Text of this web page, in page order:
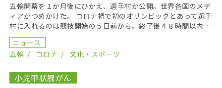
五輪開幕を１か月後にひかえ、選手村が公開。世界各国のメデ
ィアがつめかけた。 コロナ禍で初のオリンピックとあって選手
村に入れるのは競技開始の５日前から。終了後４８時間以内に
退去しなければならないルールだ。しかし部屋は相部屋 […]
ニュース
五輪
コロナ 文化・スポーツ
小児甲状腺がん